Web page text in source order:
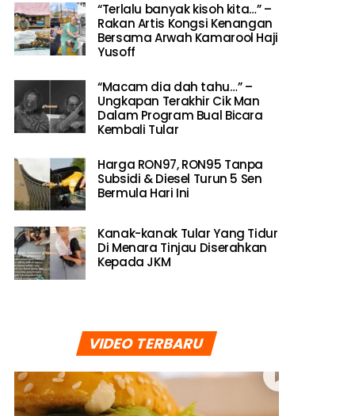
“Terlalu banyak kisoh kita…” –
Rakan Artis Kongsi Kenangan
Bersama Arwah Kamarool Haji
Yusoff
“Macam dia dah tahu…” –
Ungkapan Terakhir Cik Man
Dalam Program Bual Bicara
Kembali Tular
Harga RON97, RON95 Tanpa
Subsidi & Diesel Turun 5 Sen
Bermula Hari Ini
Kanak-kanak Tular Yang Tidur
Di Menara Tinjau Diserahkan
Kepada JKM
VIDEO TERBARU